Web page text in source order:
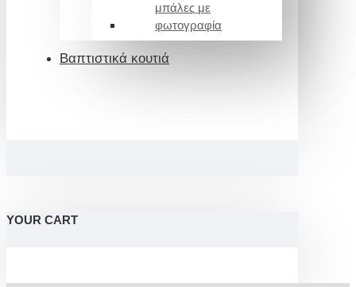
μπάλες με
φωτογραφία
Βαπτιστικά κουτιά
YOUR CART